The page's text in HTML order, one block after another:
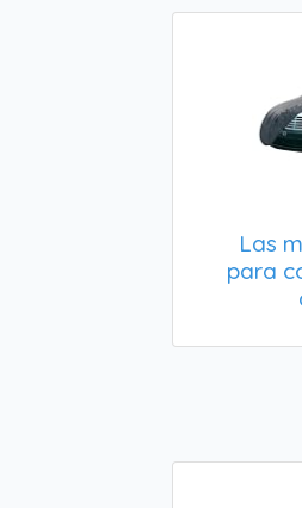
Las
para